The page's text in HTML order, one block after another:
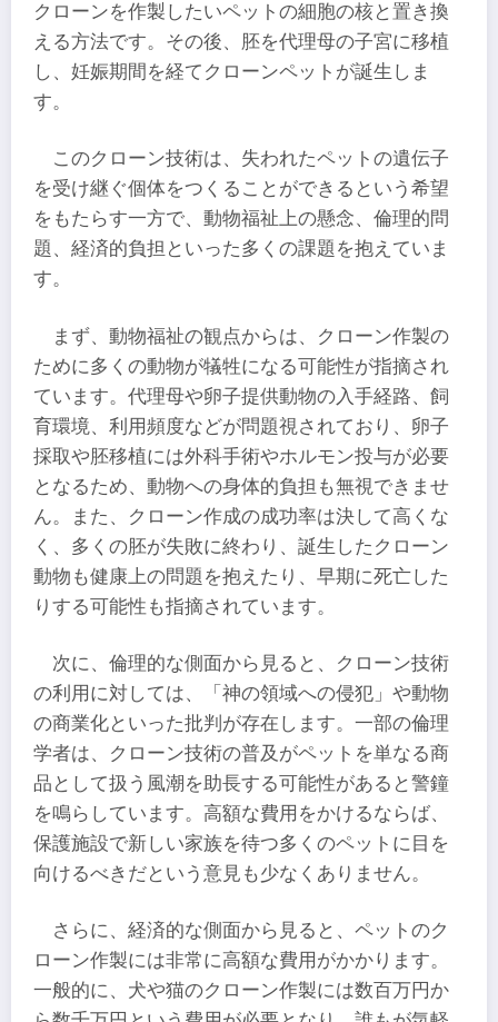
クローンを作製したいペットの細胞の核と置き換
える方法です。その後、胚を代理母の子宮に移植
し、妊娠期間を経てクローンペットが誕生しま
す。
このクローン技術は、失われたペットの遺伝子
を受け継ぐ個体をつくることができるという希望
をもたらす一方で、動物福祉上の懸念、倫理的問
題、経済的負担といった多くの課題を抱えていま
す。
まず、動物福祉の観点からは、クローン作製の
ために多くの動物が犠牲になる可能性が指摘され
ています。代理母や卵子提供動物の入手経路、飼
育環境、利用頻度などが問題視されており、卵子
採取や胚移植には外科手術やホルモン投与が必要
となるため、動物への身体的負担も無視できませ
ん。また、クローン作成の成功率は決して高くな
く、多くの胚が失敗に終わり、誕生したクローン
動物も健康上の問題を抱えたり、早期に死亡した
りする可能性も指摘されています。
次に、倫理的な側面から見ると、クローン技術
の利用に対しては、「神の領域への侵犯」や動物
の商業化といった批判が存在します。一部の倫理
学者は、クローン技術の普及がペットを単なる商
品として扱う風潮を助長する可能性があると警鐘
を鳴らしています。高額な費用をかけるならば、
保護施設で新しい家族を待つ多くのペットに目を
向けるべきだという意見も少なくありません。
さらに、経済的な側面から見ると、ペットのク
ローン作製には非常に高額な費用がかかります。
一般的に、犬や猫のクローン作製には数百万円か